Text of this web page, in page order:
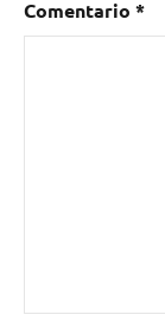
Comentario *